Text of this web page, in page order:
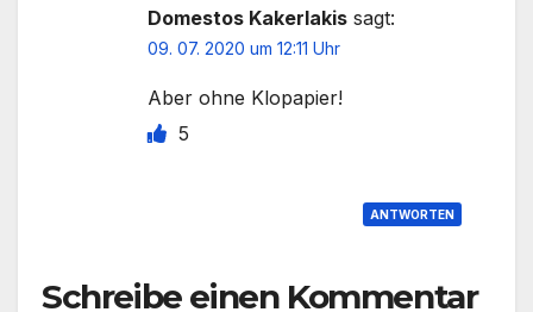
Domestos Kakerlakis sagt:
09. 07. 2020 um 12:11 Uhr
Aber ohne Klopapier!
5
ANTWORTEN
Schreibe einen Kommentar